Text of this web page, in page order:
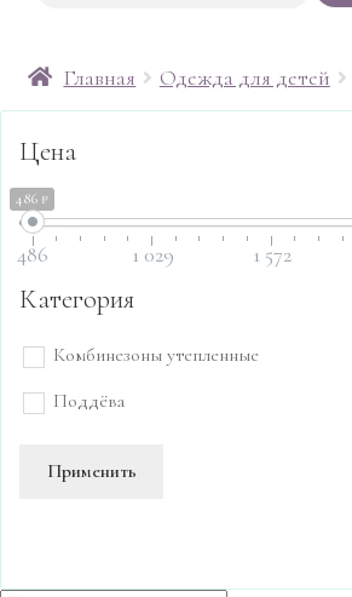
Главная Одежда для детей
Цена
486 ₽
486 1 029 1 572
Категория
Комбинезоны утепленные
Поддёва
Применить